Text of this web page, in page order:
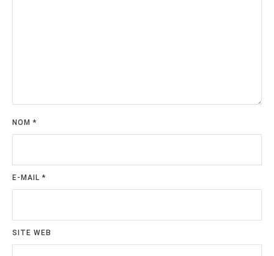
NOM*
E-MAIL*
SITE WEB